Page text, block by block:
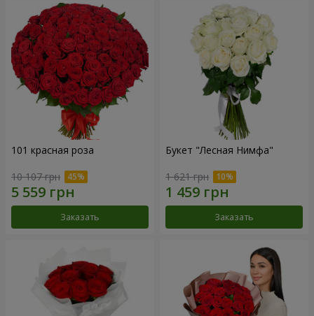
101 красная роза
10 107 грн
Заказать
Букет "Лесная Нимфа"
1 621 грн
Заказать